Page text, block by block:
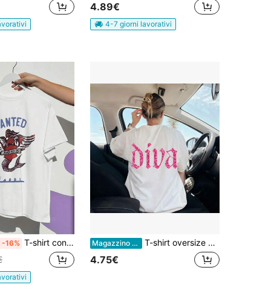
4.89€
4-7 giorni lavorativi
-16% T-shirt con stampa grafica e spalle scese, manica corta, girocollo, top casual per primavera ed estate, abbigliamento femminile morbido, abiti da festival per donne, saldi estivi, Magazzino EU T-shirt oversize da donna con stampa grafica gotica "Back Diva", maglietta bianca girocollo con glitter rosa acceso Y2K, outfit streetwear retrò per festival estivi
4.75€